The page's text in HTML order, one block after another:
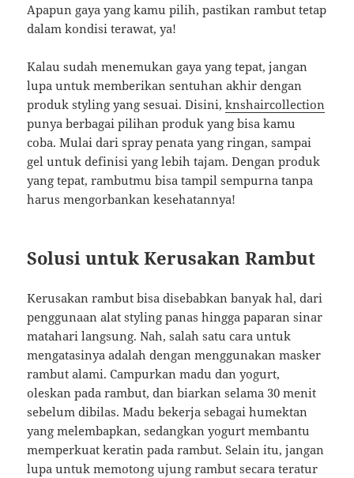
Apapun gaya yang kamu pilih, pastikan rambut tetap
dalam kondisi terawat, ya!
Kalau sudah menemukan gaya yang tepat, jangan
lupa untuk memberikan sentuhan akhir dengan
produk styling yang sesuai. Disini,knshaircollection
punya berbagai pilihan produk yang bisa kamu
coba. Mulai dari spray penata yang ringan, sampai
gel untuk definisi yang lebih tajam. Dengan produk
yang tepat, rambutmu bisa tampil sempurna tanpa
harus mengorbankan kesehatannya!
Solusi untuk Kerusakan Rambut
Kerusakan rambut bisa disebabkan banyak hal, dari
penggunaan alat styling panas hingga paparan sinar
matahari langsung. Nah, salah satu cara untuk
mengatasinya adalah dengan menggunakan masker
rambut alami. Campurkan madu dan yogurt,
oleskan pada rambut, dan biarkan selama 30 menit
sebelum dibilas. Madu bekerja sebagai humektan
yang melembapkan, sedangkan yogurt membantu
memperkuat keratin pada rambut. Selain itu, jangan
lupa untuk memotong ujung rambut secara teratur